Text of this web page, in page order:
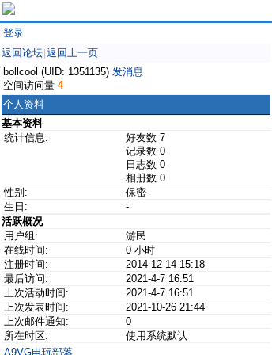
登录
返回论坛 返回上一页
bollcool (UID: 1351135) 发消息
空间访问量 4
个人资料
基本资料
统计信息:
好友数 7
记录数 0
日志数 0
相册数 0
性别:
保密
生日:
-
活跃概况
用户组:
游民
在线时间:
0 小时
注册时间:
2014-12-14 15:18
最后访问:
2021-4-7 16:51
上次活动时间:
2021-4-7 16:51
上次发表时间:
2021-10-26 21:44
上次邮件通知:
0
所在时区:
使用系统默认
A9VG电玩部落